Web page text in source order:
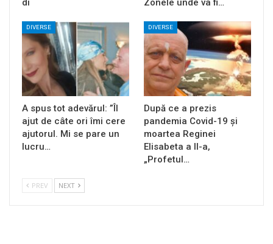
di
Zonele unde va fi…
DIVERSE
A spus tot adevărul: ”Îl
ajut de câte ori îmi cere
ajutorul. Mi se pare un
lucru…
DIVERSE
După ce a prezis
pandemia Covid-19 și
moartea Reginei
Elisabeta a II-a,
„Profetul…
PREV NEXT